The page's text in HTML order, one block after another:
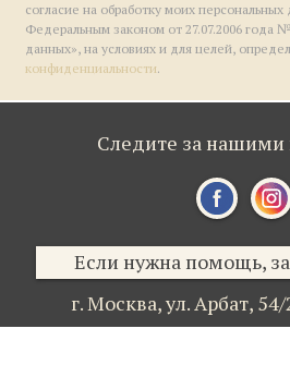
согласие на обработку моих
Федеральным законом от 27.07.2006 года
данных», на условиях и для целей,
конфиденциальности.
Следите за нашими
Если нужна помощь,
г. Москва,ул. Арбат,